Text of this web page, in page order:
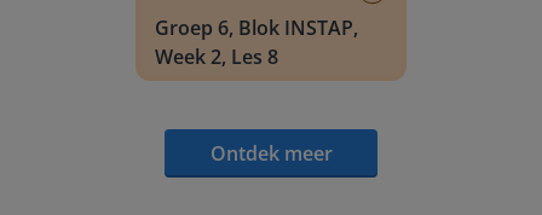
Groep 6, Blok INSTAP,
Week 2, Les 8
Ontdek meer